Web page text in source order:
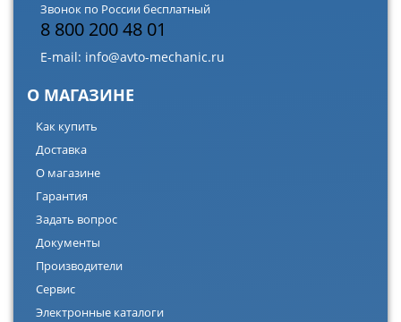
Звонок по России бесплатный
8 800 200 48 01
E-mail: info@avto-mechanic.ru
О МАГАЗИНЕ
Как купить
Доставка
О магазине
Гарантия
Задать вопрос
Документы
Производители
Сервис
Электронные каталоги